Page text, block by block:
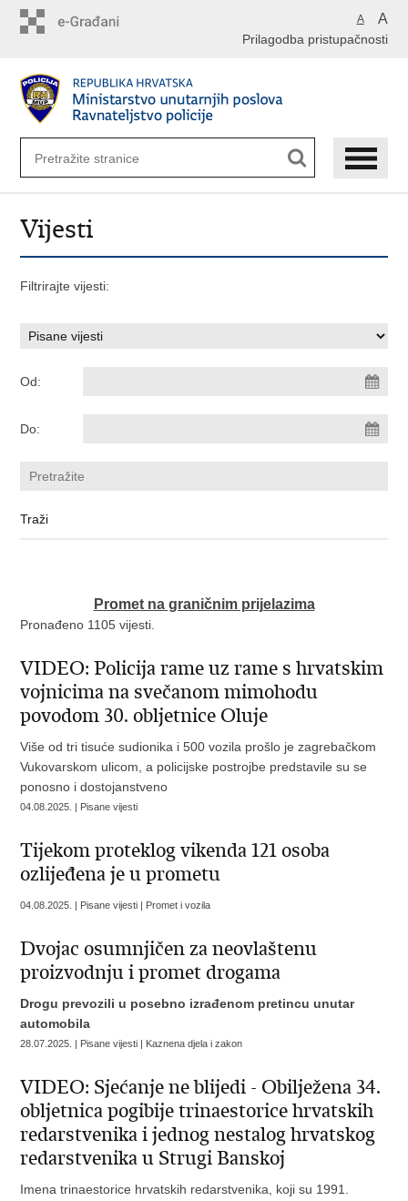
A A
Prilagodba pristupačnosti
Vijesti
Filtrirajte vijesti:
Od:
Do:
Promet na graničnim prijelazima
Pronađeno 1105 vijesti.
VIDEO: Policija rame uz rame s hrvatskim
vojnicima na svečanom mimohodu
povodom 30. obljetnice Oluje
Više od tri tisuće sudionika i 500 vozila prošlo je zagrebačkom
Vukovarskom ulicom, a policijske postrojbe predstavile su se
ponosno i dostojanstveno
04.08.2025. | Pisane vijesti
Tijekom proteklog vikenda 121 osoba
ozlijeđena je u prometu
04.08.2025. | Pisane vijesti | Promet i vozila
Dvojac osumnjičen za neovlaštenu
proizvodnju i promet drogama
Drogu prevozili u posebno izrađenom pretincu unutar
automobila
28.07.2025. | Pisane vijesti | Kaznena djela i zakon
VIDEO: Sjećanje ne blijedi - Obilježena 34.
obljetnica pogibije trinaestorice hrvatskih
redarstvenika i jednog nestalog hrvatskog
redarstvenika u Strugi Banskoj
Imena trinaestorice hrvatskih redarstvenika, koji su 1991.